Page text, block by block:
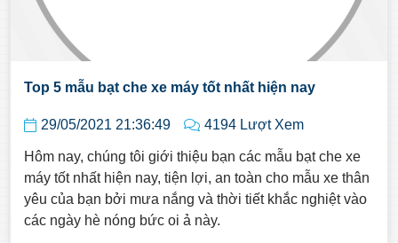
Top 5 mẫu bạt che xe máy tốt nhất hiện nay
29/05/2021 21:36:49 4194 Lượt Xem
Hôm nay, chúng tôi giới thiệu bạn các mẫu bạt che xe
máy tốt nhất hiện nay, tiện lợi, an toàn cho mẫu xe thân
yêu của bạn bởi mưa nắng và thời tiết khắc nghiệt vào
các ngày hè nóng bức oi ả này.